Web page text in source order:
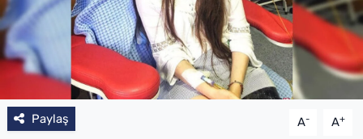
Paylaş A- A+